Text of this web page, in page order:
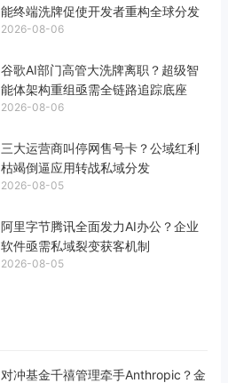
能终端洗牌促使开发者重构全球分发
2026-08-06
谷歌AI部门高管大洗牌离职？超级智
能体架构重组亟需全链路追踪底座
2026-08-06
三大运营商叫停网售号卡？公域红利
枯竭倒逼应用转战私域分发
2026-08-05
阿里字节腾讯全面发力AI办公？企业
软件亟需私域裂变获客机制
2026-08-05
对冲基金千禧管理牵手Anthropic？金